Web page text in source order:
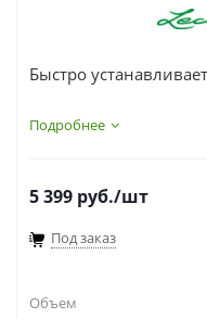
Быстро
Подробнее
5 399 руб./шт
Под заказ
Объем